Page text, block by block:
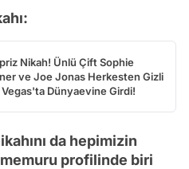
Nikah! Ünlü Çift Sophie
ve Joe Jonas Herkesten Gizli
Vegas'ta Dünyaevine Girdi!
da hepimizin
memuru profilinde biri